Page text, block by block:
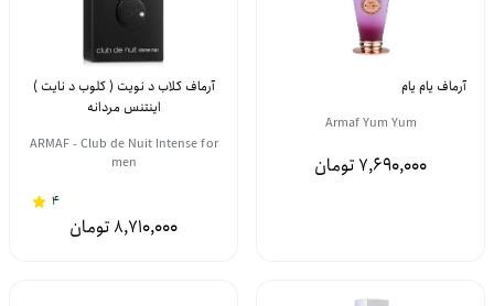
آرماف یام یام
Armaf Yum Yum
7,690,000
آرماف کلاب د نویت ( کلوب د نایت )
اینتنس مردانه
ARMAF - Club de Nuit Intense for
men
4
8,710,000